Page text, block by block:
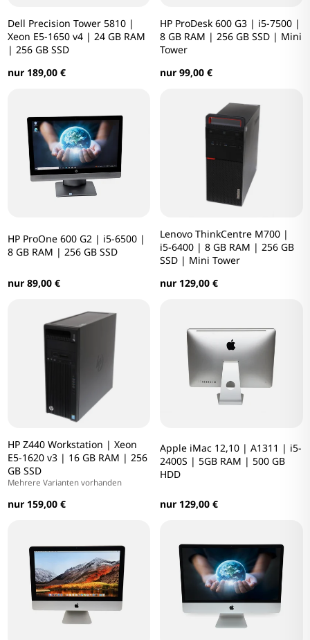
Dell Precision Tower 5810 |
Xeon E5-1650 v4 | 24 GB RAM
| 256 GB SSD
nur 189,00 €
HP ProDesk 600 G3 | i5-7500 |
8 GB RAM | 256 GB SSD | Mini
Tower
nur 99,00 €
HP ProOne 600 G2 | i5-6500 |
8 GB RAM | 256 GB SSD
nur 89,00 €
Lenovo ThinkCentre M700 |
i5-6400 | 8 GB RAM | 256 GB
SSD | Mini Tower
nur 129,00 €
HP Z440 Workstation | Xeon
E5-1620 v3 | 16 GB RAM | 256
GB SSD
Mehrere Varianten vorhanden
nur 159,00 €
Apple iMac 12,10 | A1311 | i5-
2400S | 5GB RAM | 500 GB
HDD
nur 129,00 €